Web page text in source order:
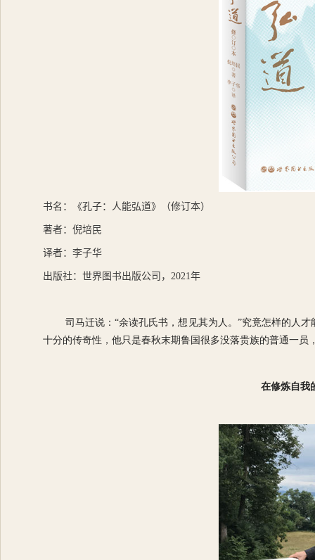
书名：《孔子：人能弘道》（修订本）
著者：倪培民
译者：李子华
出版社：世界图书出版公司， 2021年
司马迁说：“余读孔氏书，想见其为人。”究竟怎样的人
十分的传奇性，他只是春秋末期鲁国很多没落贵族的普通一
在修炼自我